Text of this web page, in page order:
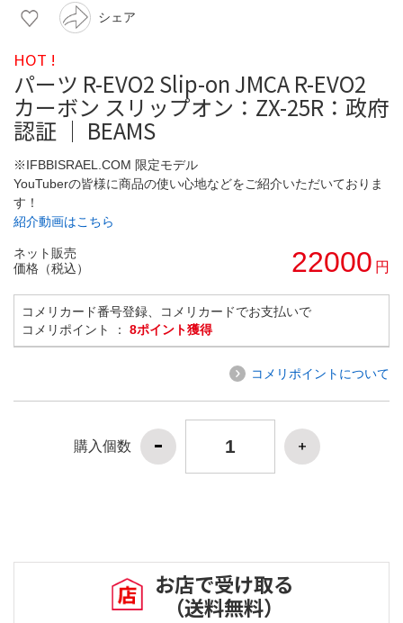
シェア
HOT !
パーツ R-EVO2 Slip-on JMCA R-EVO2
カーボン スリップオン：ZX-25R：政府
認証 ｜ BEAMS
※IFBBISRAEL.COM 限定モデル
YouTuberの皆様に商品の使い心地などをご紹介いただいておりま
す！
紹介動画はこちら
ネット販売
価格（税込）
22000 円
コメリカード番号登録、コメリカードでお支払いで
コメリポイント ： 8ポイント獲得
コメリポイントについて
購入個数
お店で受け取る
（送料無料）